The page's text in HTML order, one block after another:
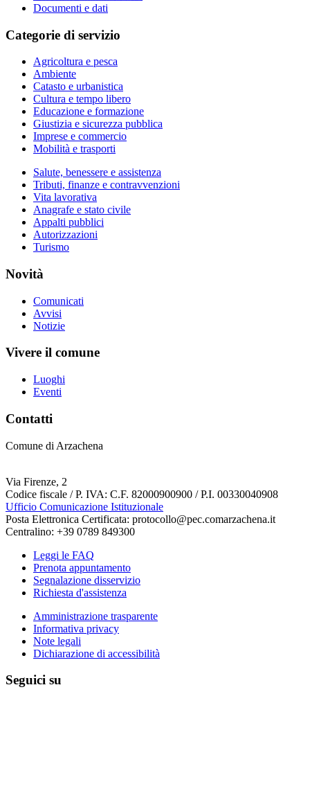
Documenti e dati
Categorie di servizio
Agricoltura e pesca
Ambiente
Catasto e urbanistica
Cultura e tempo libero
Educazione e formazione
Giustizia e sicurezza pubblica
Imprese e commercio
Mobilità e trasporti
Salute, benessere e assistenza
Tributi, finanze e contravvenzioni
Vita lavorativa
Anagrafe e stato civile
Appalti pubblici
Autorizzazioni
Turismo
Novità
Comunicati
Avvisi
Notizie
Vivere il comune
Luoghi
Eventi
Contatti
Comune di Arzachena
Via Firenze, 2
Codice fiscale / P. IVA: C.F. 82000900900 / P.I. 00330040908
Ufficio Comunicazione Istituzionale
Posta Elettronica Certificata: protocollo@pec.comarzachena.it
Centralino: +39 0789 849300
Leggi le FAQ
Prenota appuntamento
Segnalazione disservizio
Richiesta d'assistenza
Amministrazione trasparente
Informativa privacy
Note legali
Dichiarazione di accessibilità
Seguici su